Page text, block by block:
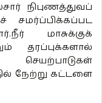
நிபுணத்துவப்
சமர்ப்பிக்கப்பட
மாசுக்குக்
தரப்புக்களால்
செயற்பாடுகள்
நேற்று கட்டளை